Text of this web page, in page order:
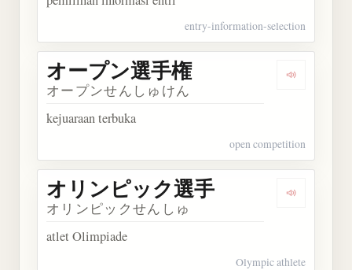
entry-information-selection
Dengarkan
オープン選手権
オープンせんしゅけん
kejuaraan terbuka
open competition
Dengarkan
オリンピック選手
オリンピックせんしゅ
atlet Olimpiade
Olympic athlete